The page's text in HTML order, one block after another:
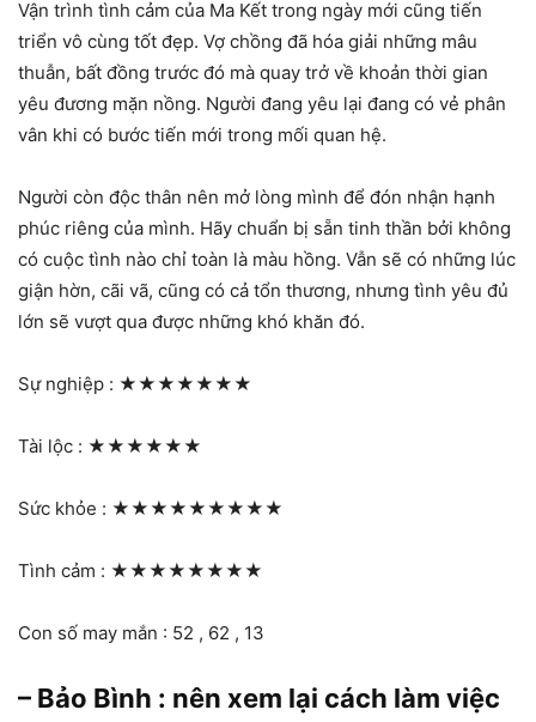
Vận trình tình cảm của Ma Kết trong ngày mới cũng tiến
triển vô cùng tốt đẹp. Vợ chồng đã hóa giải những mâu
thuẫn, bất đồng trước đó mà quay trở về khoản thời gian
yêu đương mặn nồng. Người đang yêu lại đang có vẻ phân
vân khi có bước tiến mới trong mối quan hệ.
Người còn độc thân nên mở lòng mình để đón nhận hạnh
phúc riêng của mình. Hãy chuẩn bị sẵn tinh thần bởi không
có cuộc tình nào chỉ toàn là màu hồng. Vẫn sẽ có những lúc
giận hờn, cãi vã, cũng có cả tổn thương, nhưng tình yêu đủ
lớn sẽ vượt qua được những khó khăn đó.
Sự nghiệp : ★★★★★★★
Tài lộc : ★★★★★★
Sức khỏe : ★★★★★★★★★
Tình cảm : ★★★★★★★★
Con số may mắn : 52 , 62 , 13
– Bảo Bình : nên xem lại cách làm việc